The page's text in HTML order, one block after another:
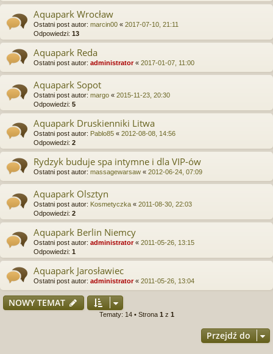
Aquapark Wrocław
Ostatni post autor: marcin00 « 2017-07-10, 21:11
Odpowiedzi: 13
Aquapark Reda
Ostatni post autor: administrator« 2017-01-07, 11:00
Aquapark Sopot
Ostatni post autor: margo « 2015-11-23, 20:30
Odpowiedzi: 5
Aquapark Druskienniki Litwa
Ostatni post autor: Pablo85 « 2012-08-08, 14:56
Odpowiedzi: 2
Rydzyk buduje spa intymne i dla VIP-ów
Ostatni post autor: massagewarsaw « 2012-06-24, 07:09
Aquapark Olsztyn
Ostatni post autor: Kosmetyczka « 2011-08-30, 22:03
Odpowiedzi: 2
Aquapark Berlin Niemcy
Ostatni post autor: administrator« 2011-05-26, 13:15
Odpowiedzi: 1
Aquapark Jarosławiec
Ostatni post autor: administrator« 2011-05-26, 13:04
NOWY TEMAT
Tematy: 14 • Strona 1 z 1
Przejdź do